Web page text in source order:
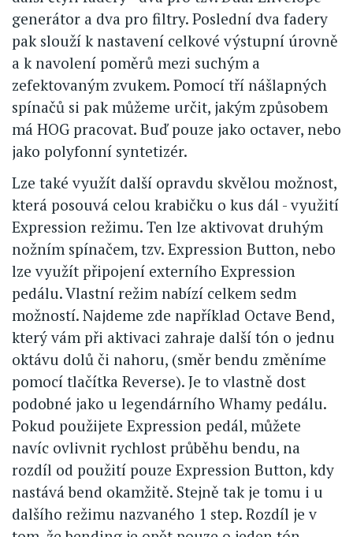
generátor a dva pro filtry. Poslední dva fadery
pak slouží k nastavení celkové výstupní úrovně
a k navolení poměrů mezi suchým a
zefektovaným zvukem. Pomocí tří nášlapných
spínačů si pak můžeme určit, jakým způsobem
má HOG pracovat. Buď pouze jako octaver, nebo
jako polyfonní syntetizér.
Lze také využít další opravdu skvělou možnost,
která posouvá celou krabičku o kus dál - využití
Expression režimu. Ten lze aktivovat druhým
nožním spínačem, tzv. Expression Button, nebo
lze využít připojení externího Expression
pedálu. Vlastní režim nabízí celkem sedm
možností. Najdeme zde například Octave Bend,
který vám při aktivaci zahraje další tón o jednu
oktávu dolů či nahoru, (směr bendu změníme
pomocí tlačítka Reverse). Je to vlastně dost
podobné jako u legendárního Whamy pedálu.
Pokud použijete Expression pedál, můžete
navíc ovlivnit rychlost průběhu bendu, na
rozdíl od použití pouze Expression Button, kdy
nastává bend okamžitě. Stejně tak je tomu i u
dalšího režimu nazvaného 1 step. Rozdíl je v